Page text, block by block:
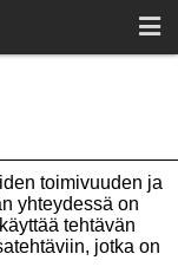
toimivuuden ja
yhteydessä on
tehtävän
jotka on